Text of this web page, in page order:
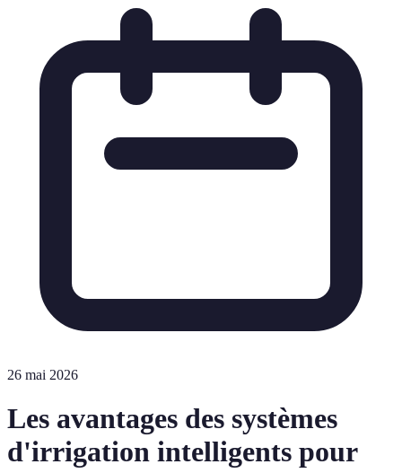
26 mai 2026
Les avantages des systèmes
d'irrigation intelligents pour